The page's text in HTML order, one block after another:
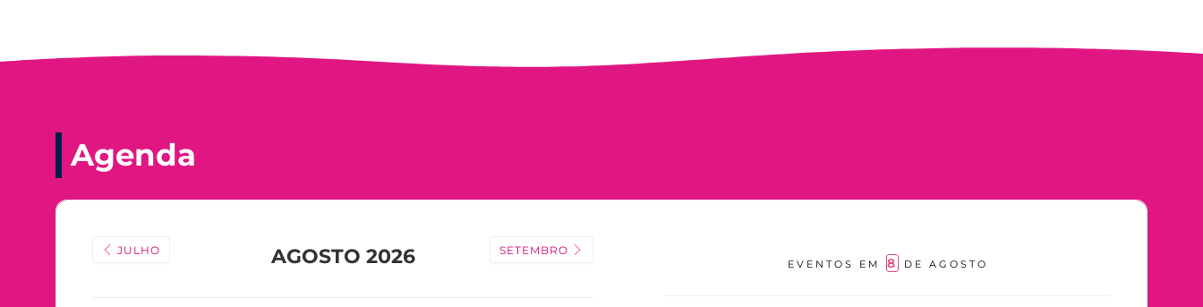
Agenda
JULHO AGOSTO 2026 SETEMBRO
EVENTOS EM 8 DE AGOSTO